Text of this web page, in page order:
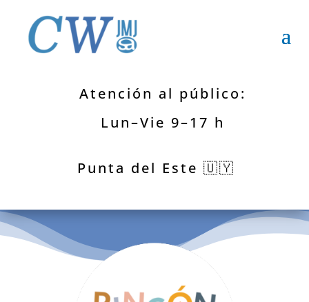
Atención al público:
Lun–Vie 9–17 h
Punta del Este 🇺🇾